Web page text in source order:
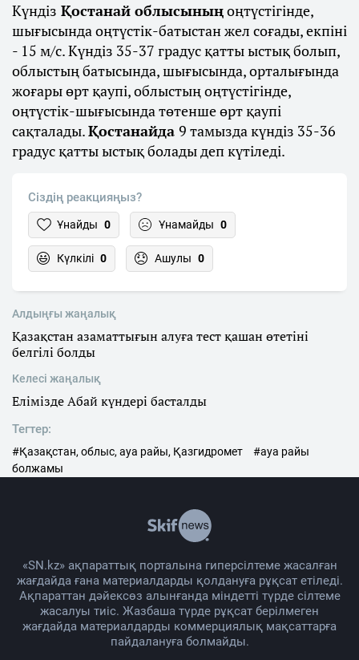
Күндіз Қостанай облысыныңоңтүстігінде,
шығысында оңтүстік-батыстан жел соғады, екпіні
- 15 м/с. Күндіз 35-37 градус қатты ыстық болып,
облыстың батысында, шығысында, орталығында
жоғары өрт қаупі, облыстың оңтүстігінде,
оңтүстік-шығысында төтенше өрт қаупі
сақталады.Қостанайда 9 тамызда күндіз 35-36
градус қатты ыстық болады деп күтіледі.
Сіздің реакцияңыз?
Ұнайды 0 Ұнамайды 0
Күлкілі 0 Ашулы 0
Алдыңғы жаңалық
Қазақстан азаматтығын алуға тест қашан өтетіні
белгілі болды
Келесі жаңалық
Елімізде Абай күндері басталды
Тегтер:
#Қазақстан, облыс, ауа райы, Қазгидромет
#ауа райы
болжамы
«SN.kz» ақпараттық порталына гиперсілтеме жасалған
жағдайда ғана материалдарды қолдануға рұқсат етіледі.
Ақпараттан дәйексөз алынғанда міндетті түрде сілтеме
жасалуы тиіс. Жазбаша түрде рұқсат берілмеген
жағдайда материалдарды коммерциялық мақсаттарға
пайдалануға болмайды.